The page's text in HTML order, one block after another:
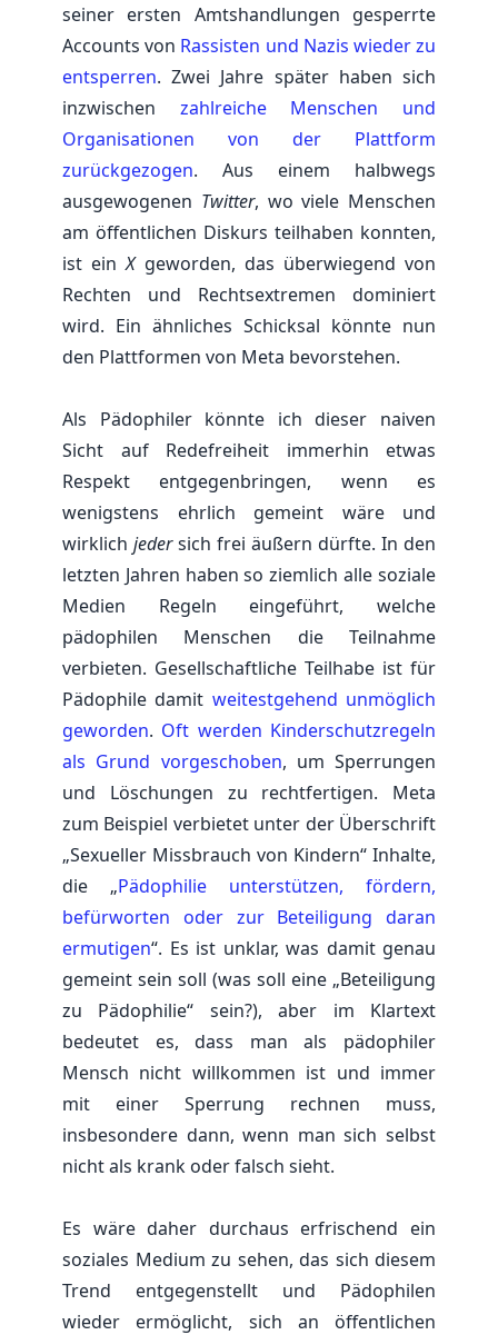
seiner ersten Amtshandlungen gesperrte
Accounts von Rassisten und Nazis wieder zu
entsperren. Zwei Jahre später haben sich
inzwischen zahlreiche Menschen und
Organisationen von der Plattform
zurückgezogen. Aus einem halbwegs
ausgewogenen Twitter, wo viele Menschen
am öffentlichen Diskurs teilhaben konnten,
ist einXgeworden, das überwiegend von
Rechten und Rechtsextremen dominiert
wird. Ein ähnliches Schicksal könnte nun
den Plattformen von Meta bevorstehen.
Als Pädophiler könnte ich dieser naiven
Sicht auf Redefreiheit immerhin etwas
Respekt entgegenbringen, wenn es
wenigstens ehrlich gemeint wäre und
wirklich jedersich frei äußern dürfte. In den
letzten Jahren haben so ziemlich alle soziale
Medien Regeln eingeführt, welche
pädophilen Menschen die Teilnahme
verbieten. Gesellschaftliche Teilhabe ist für
Pädophile damit weitestgehend unmöglich
geworden. Oft werden Kinderschutzregeln
als Grund vorgeschoben, um Sperrungen
und Löschungen zu rechtfertigen. Meta
zum Beispiel verbietet unter der Überschrift
„Sexueller Missbrauch von Kindern“ Inhalte,
die „Pädophilie unterstützen, fördern,
befürworten oder zur Beteiligung daran
ermutigen“. Es ist unklar, was damit genau
gemeint sein soll (was soll eine „Beteiligung
zu Pädophilie“ sein?), aber im Klartext
bedeutet es, dass man als pädophiler
Mensch nicht willkommen ist und immer
mit einer Sperrung rechnen muss,
insbesondere dann, wenn man sich selbst
nicht als krank oder falsch sieht.
Es wäre daher durchaus erfrischend ein
soziales Medium zu sehen, das sich diesem
Trend entgegenstellt und Pädophilen
wieder ermöglicht, sich an öffentlichen